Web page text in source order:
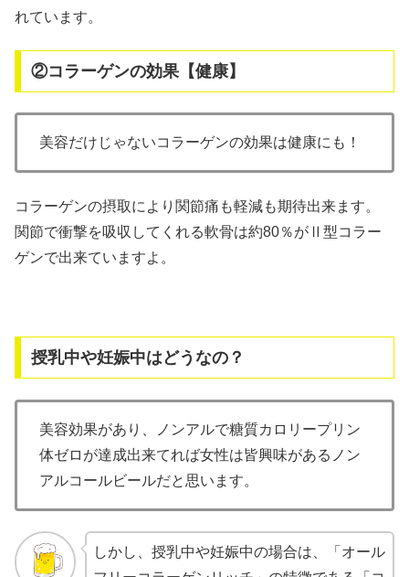
れています。
②コラーゲンの効果【健康】
美容だけじゃないコラーゲンの効果は健康にも！
コラーゲンの摂取により関節痛も軽減も期待出来ます。
関節で衝撃を吸収してくれる軟骨は約80％がⅡ型コラー
ゲンで出来ていますよ。
授乳中や妊娠中はどうなの？
美容効果があり、ノンアルで糖質カロリープリン
体ゼロが達成出来てれば女性は皆興味があるノン
アルコールビールだと思います。
しかし、授乳中や妊娠中の場合は、「オール